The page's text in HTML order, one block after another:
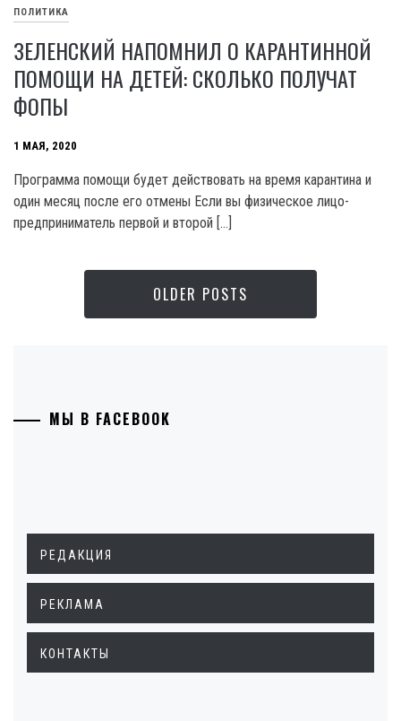
ПОЛИТИКА
ЗЕЛЕНСКИЙ НАПОМНИЛ О КАРАНТИННОЙ
ПОМОЩИ НА ДЕТЕЙ: СКОЛЬКО ПОЛУЧАТ
ФОПЫ
1 МАЯ, 2020
Программа помощи будет действовать на время карантина и
один месяц после его отмены Если вы физическое лицо-
предприниматель первой и второй […]
OLDER POSTS
МЫ В FACEBOOK
РЕДАКЦИЯ
РЕКЛАМА
КОНТАКТЫ